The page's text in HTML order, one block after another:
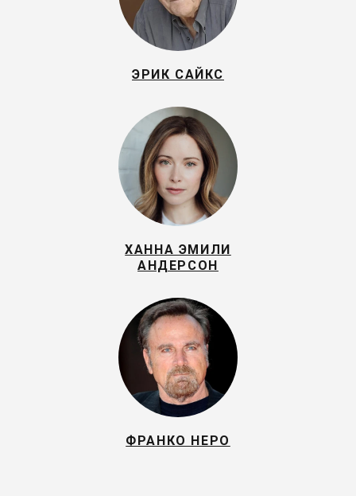
ЭРИК САЙКС
ХАННА ЭМИЛИ
АНДЕРСОН
ФРАНКО НЕРО